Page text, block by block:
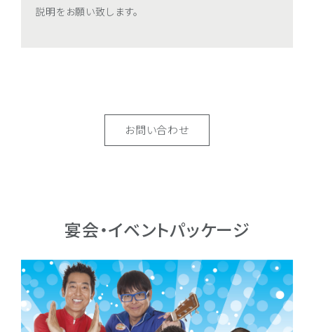
説明をお願い致します。
お問い合わせ
宴会・イベントパッケージ